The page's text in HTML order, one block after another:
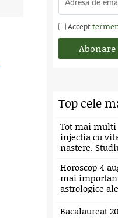
Accept
Top cele
Tot mai
injectia cu
nastere.
Horoscop 4
mai
astrologice
Bacalaureat